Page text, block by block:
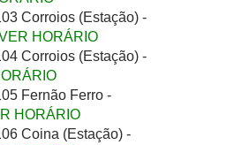
Corroios (Estação) -
HORÁRIO
Corroios (Estação) -
Fernão Ferro -
HORÁRIO
Coina (Estação) -